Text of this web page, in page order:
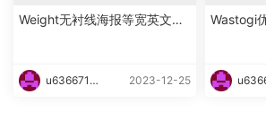
Weight无衬线海报等宽英文字
u6366719
2023-12-25
Wastogi